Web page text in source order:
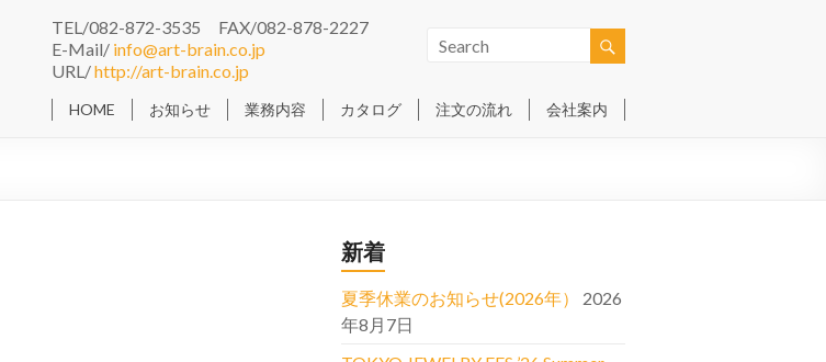
TEL/082-872-3535 FAX/082-878-2227
E-Mail/ info@art-brain.co.jp
URL/http://art-brain.co.jp
HOME お知らせ 業務内容 カタログ 注文の流れ 会社案内
新着
夏季休業のお知らせ(2026年）
2026
年8月7日